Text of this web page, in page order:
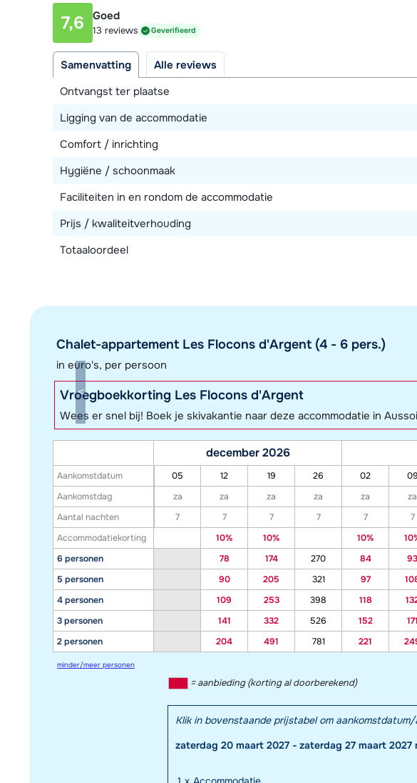
7,6 Goed
13 reviews Geverifieerd
Samenvatting
Alle reviews
Ontvangst ter plaatse
Ligging van de accommodatie
Comfort / inrichting
Hygiëne / schoonmaak
Faciliteiten in en rondom de accommodatie
Prijs / kwaliteitverhouding
Totaaloordeel
Chalet-appartement Les Flocons d'Argent (4 - 6 pers.)
in euro's, per persoon
Vroegboekkorting Les Flocons d'Argent
Wees er snel bij! Boek je skivakantie naar deze accommodatie in
Aankomstdatum
Aankomstdag
Aantal nachten
Accommodatiekorting
6 personen
5 personen
4 personen
3 personen
2 personen
december 2026
05 12 19 26 02 09
za
za za za za za
7
7 7 7 7 7
10%
10% 10%
78
174 270 84 93
90
205 321 97
109
253 398 118
141
332 526 152 171
204
491 781 221
minder/meer personen
= aanbieding (korting al doorberekend)
Klik in bovenstaande prijstabel om
zaterdag 20 maart 2027 - zaterdag 27 maart 2027